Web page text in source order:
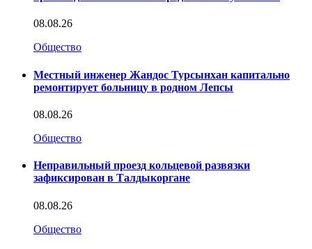
08.08.26
Общество
Местный инженер Жандос Турсынхан капитально
ремонтирует больницу в родном Лепсы
08.08.26
Общество
Неправильный проезд кольцевой развязки
зафиксирован в Талдыкоргане
08.08.26
Общество